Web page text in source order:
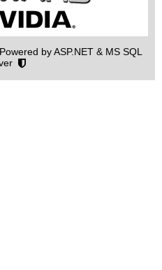
by ASP.NET & MS SQL